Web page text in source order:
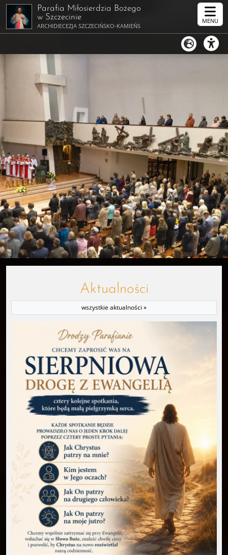
Parafia Miłosierdzia Bożego
w Szczecinie
ARCHIDIECEZJA SZCZECIŃSKO-KAMIEŃSKA
MENU
Aktualności
wszystkie aktualności »